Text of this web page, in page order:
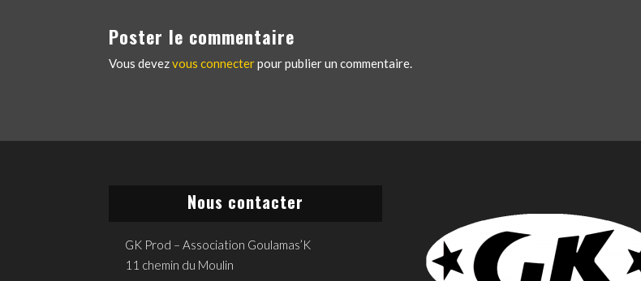
Poster le commentaire
Vous devezvous connecterpour publier un commentaire.
Nous contacter
GK Prod – Association Goulamas’K
11 chemin du Moulin